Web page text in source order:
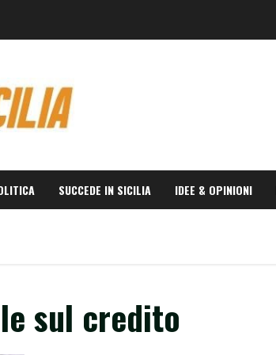
SUCCEDE IN SICILIA IDEE & OPINIONI
sul credito